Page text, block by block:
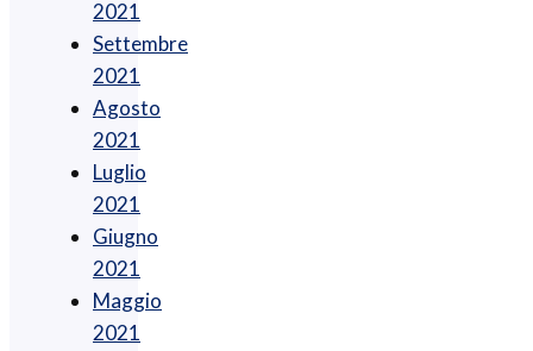
2021
Settembre
2021
Agosto
2021
Luglio
2021
Giugno
2021
Maggio
2021